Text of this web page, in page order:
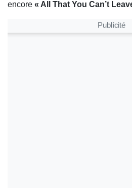
encore « All That You Can’t
Publicité